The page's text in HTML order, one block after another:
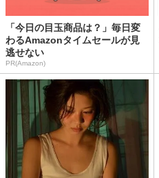
「今日の目玉商品は？」毎日変
わるAmazonタイムセールが見
逃せない
PR(Amazon)